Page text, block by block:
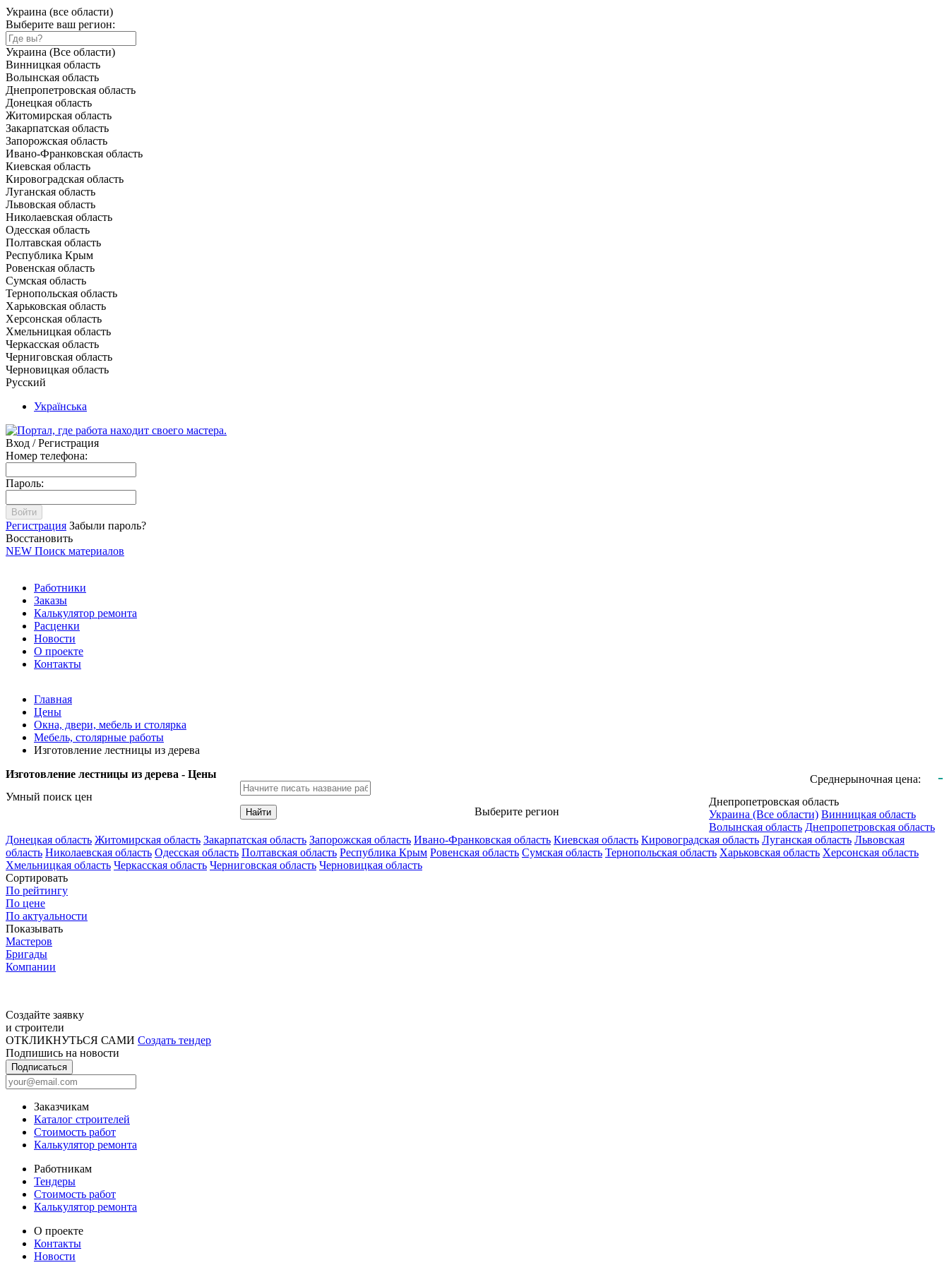
Украина (все области)
Выберите ваш регион:
Украина (Все области)
Винницкая область
Волынская область
Днепропетровская область
Донецкая область
Житомирская область
Закарпатская область
Запорожская область
Ивано-Франковская область
Киевская область
Кировоградская область
Луганская область
Львовская область
Николаевская область
Одесская область
Полтавская область
Республика Крым
Ровенская область
Сумская область
Тернопольская область
Харьковская область
Херсонская область
Хмельницкая область
Черкасская область
Черниговская область
Черновицкая область
Русский
Українська
Вход / Регистрация
Номер телефона:
Пароль:
Войти
Регистрация Забыли пароль?
Восстановить
NEW Поиск материалов
Работники
Заказы
Калькулятор ремонта
Расценки
Новости
О проекте
Контакты
Главная
Цены
Окна, двери, мебель и столярка
Мебель, столярные работы
Изготовление лестницы из дерева
Изготовление лестницы из дерева - Цены
Среднерыночная цена: -
Умный поиск цен
Найти Выберите регион
Днепропетровская область
Украина (Все области) Винницкая область
Волынская область Днепропетровская область
Донецкая область Житомирская область Закарпатская область Запорожская область Ивано-Франковская область Киевская область Кировоградская область Луганская область Львовская
область Николаевская область Одесская область Полтавская область Республика Крым Ровенская область Сумская область Тернопольская область Харьковская область Херсонская область
Хмельницкая область Черкасская область Черниговская область Черновицкая область
Сортировать
По рейтингу
По цене
По актуальности
Показывать
Мастеров
Бригады
Компании
Создайте заявку
и строители
ОТКЛИКНУТЬСЯ САМИ Создать тендер
Подпишись на новости
Подписаться
Заказчикам
Каталог строителей
Стоимость работ
Калькулятор ремонта
Работникам
Тендеры
Стоимость работ
Калькулятор ремонта
О проекте
Контакты
Новости